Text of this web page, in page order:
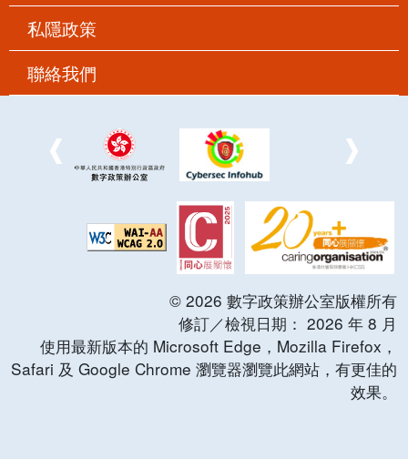
私隱政策
聯絡我們
© 2026 數字政策辦公室版權所有
修訂／檢視日期： 2026 年 8 月
使用最新版本的 Microsoft Edge，Mozilla Firefox，
Safari 及 Google Chrome 瀏覽器瀏覽此網站，有更佳的
效果。